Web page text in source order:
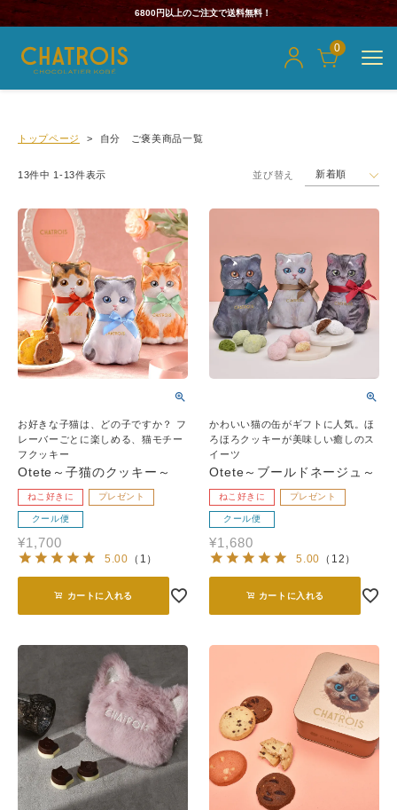
6800円以上のご注文で送料無料！
0
トップページ 自分 ご褒美商品一覧
並び替え 新着順
13件中 1 -13件表示
お好きな子猫は、どの子ですか？ フ
レーバーごとに楽しめる、猫モチー
フクッキー
Otete～子猫のクッキー～
ねこ好きに プレゼント
クール便
¥1,700
5.00 （ 1 ）
カートに入れる
かわいい猫の缶がギフトに人気。ほ
ろほろクッキーが美味しい癒しのス
イーツ
Otete～ブールドネージュ～
ねこ好きに プレゼント
クール便
¥1,680
5.00 （ 12 ）
カートに入れる